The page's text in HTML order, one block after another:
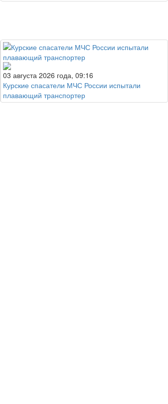
03 августа 2026 года, 09:16
Курские спасатели МЧС России испытали
плавающий транспортер